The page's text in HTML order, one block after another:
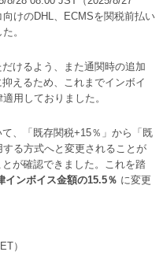
けのDHL、ECMSを関税前払い
。
けるよう、また通関時の追加
えるため、これまでインボイ
用しておりました。
、「既存関税+15％」から「既
る方式へと変更されることが
が確認できました。これを踏
インボイス金額の15.5％ に変更
）